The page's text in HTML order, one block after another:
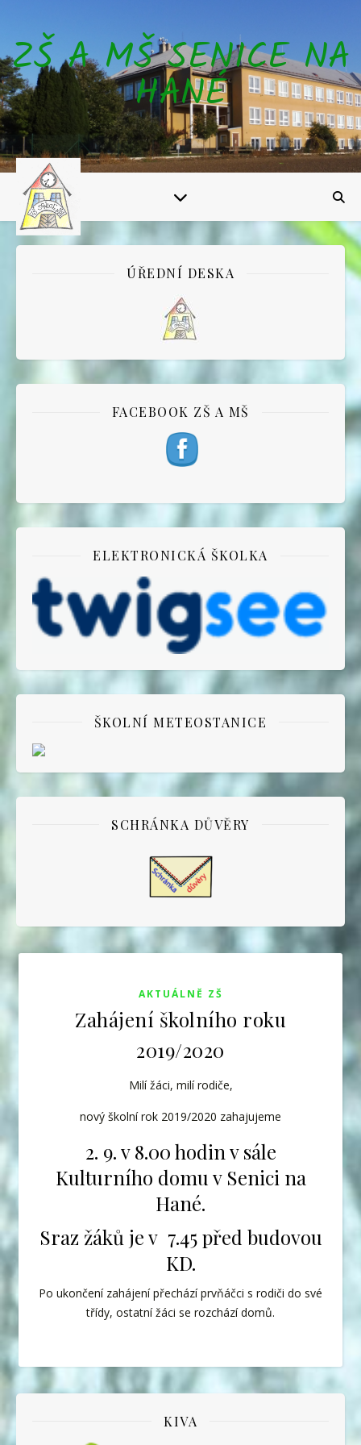
ZŠ A MŠ SENICE NA
HANÉ
ÚŘEDNÍ DESKA
FACEBOOK ZŠ A MŠ
ELEKTRONICKÁ ŠKOLKA
ŠKOLNÍ METEOSTANICE
SCHRÁNKA DŮVĚRY
AKTUÁLNĚ ZŠ
Zahájení školního roku
2019/2020
Milí žáci, milí rodiče,
nový školní rok 2019/2020 zahajujeme
2. 9. v 8.00 hodin v sále
Kulturního domu v Senici na
Hané.
Sraz žáků je v 7.45 před budovou
KD.
Po ukončení zahájení přechází prvňáčci s rodiči do své
třídy, ostatní žáci se rozchází domů.
KIVA